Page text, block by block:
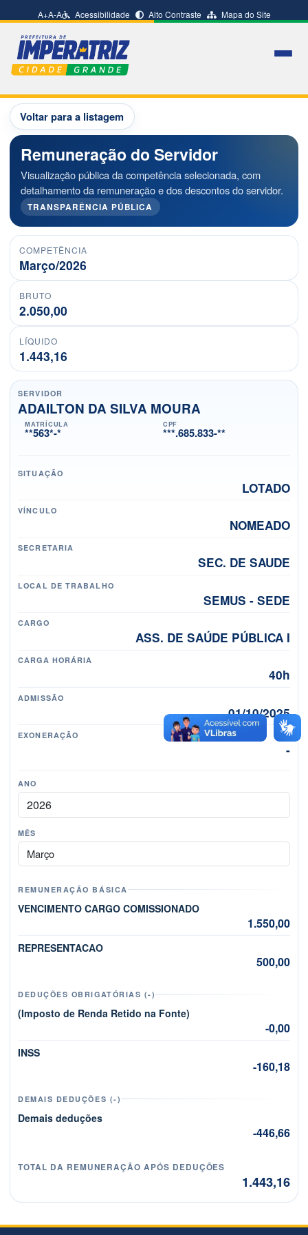
A+A-A Acessibilidade Alto Contraste Mapa do Site
Voltar para a listagem
Remuneração do Servidor
Visualização pública da competência selecionada, com
detalhamento da remuneração e dos descontos do servidor.
TRANSPARÊNCIA PÚBLICA
COMPETÊNCIA
Março/2026
BRUTO
2.050,00
LÍQUIDO
1.443,16
SERVIDOR
ADAILTON DA SILVA MOURA
MATRÍCULA
**563*-*
CPF
***.685.833-**
SITUAÇÃO
LOTADO
VÍNCULO
NOMEADO
SECRETARIA
SEC. DE SAUDE
LOCAL DE TRABALHO
SEMUS - SEDE
CARGO
ASS. DE SAÚDE PÚBLICA I
CARGA HORÁRIA
40h
ADMISSÃO
01/10/2025
EXONERAÇÃO
-
ANO
MÊS
Mês
REMUNERAÇÃO BÁSICA
VENCIMENTO CARGO COMISSIONADO
1.550,00
REPRESENTACAO
500,00
DEDUÇÕES OBRIGATÓRIAS (-)
(Imposto de Renda Retido na Fonte)
-0,00
INSS
-160,18
DEMAIS DEDUÇÕES (-)
Demais deduções
-446,66
TOTAL DA REMUNERAÇÃO APÓS DEDUÇÕES
1.443,16